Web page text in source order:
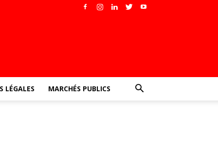
LÉGALES MARCHÉS PUBLICS